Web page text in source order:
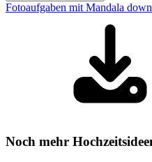
Fotoaufgaben mit Mandala
Noch mehr